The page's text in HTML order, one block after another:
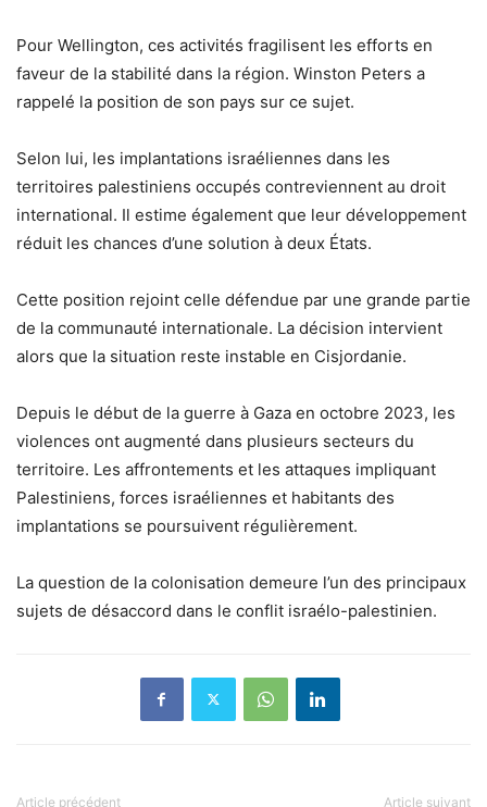
Pour Wellington, ces activités fragilisent les efforts en
faveur de la stabilité dans la région. Winston Peters a
rappelé la position de son pays sur ce sujet.
Selon lui, les implantations israéliennes dans les
territoires palestiniens occupés contreviennent au droit
international. Il estime également que leur développement
réduit les chances d’une solution à deux États.
Cette position rejoint celle défendue par une grande partie
de la communauté internationale. La décision intervient
alors que la situation reste instable en Cisjordanie.
Depuis le début de la guerre à Gaza en octobre 2023, les
violences ont augmenté dans plusieurs secteurs du
territoire. Les affrontements et les attaques impliquant
Palestiniens, forces israéliennes et habitants des
implantations se poursuivent régulièrement.
La question de la colonisation demeure l’un des principaux
sujets de désaccord dans le conflit israélo-palestinien.
Article précédent Article suivant